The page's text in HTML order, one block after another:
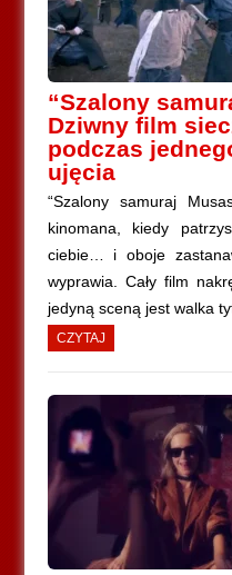
“Szalony
Dziwny film
podczas
ujęcia
“Szalony samuraj
kinomana, kiedy
ciebie… i oboje
wyprawia. Cały film
jedyną sceną jest walka
CZYTAJ